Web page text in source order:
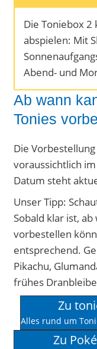
Die Toniebox 2
abspielen: Mit
Abend- und
Ab wann
Tonies
Die
voraussichtlich im
Datum steht
Unser Tipp:
Sobald klar ist,
vorbestellen
entsprechend.
Pikachu,
frühes
Zu
Alles rund um
Zu